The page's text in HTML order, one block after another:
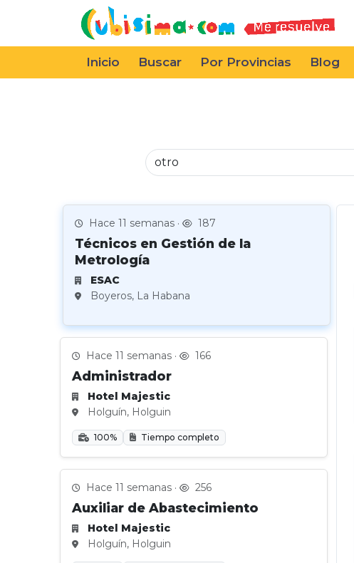
Inicio Buscar Por Provincias Blog
Hace 11 semanas · 187
Técnicos en Gestión de la
Metrología
ESAC
Boyeros, La Habana
Hace 11 semanas · 166
Administrador
Hotel Majestic
Holguín, Holguin
100% Tiempo completo
Hace 11 semanas · 256
Auxiliar de Abastecimiento
Hotel Majestic
Holguín, Holguin